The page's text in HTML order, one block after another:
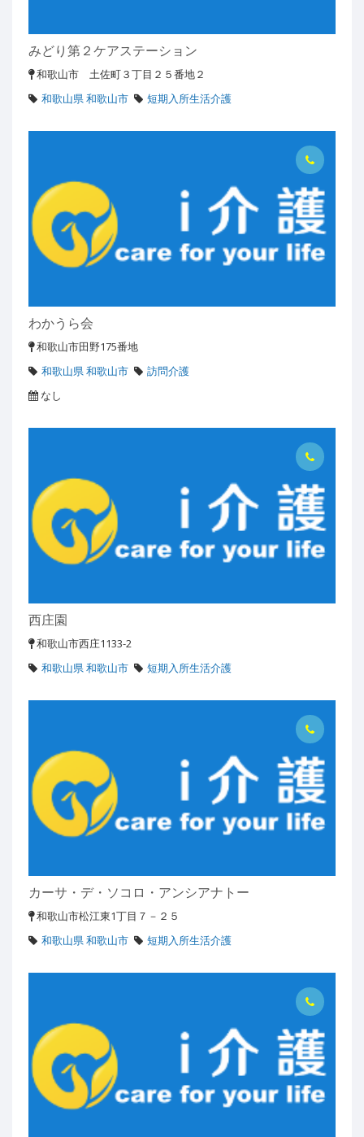
みどり第２ケアステーション
和歌山市 土佐町３丁目２５番地２
和歌山県 和歌山市
短期入所生活介護
わかうら会
和歌山市田野175番地
和歌山県 和歌山市
訪問介護
なし
西庄園
和歌山市西庄1133-2
和歌山県 和歌山市
短期入所生活介護
カーサ・デ・ソコロ・アンシアナトー
和歌山市松江東1丁目７－２５
和歌山県 和歌山市
短期入所生活介護